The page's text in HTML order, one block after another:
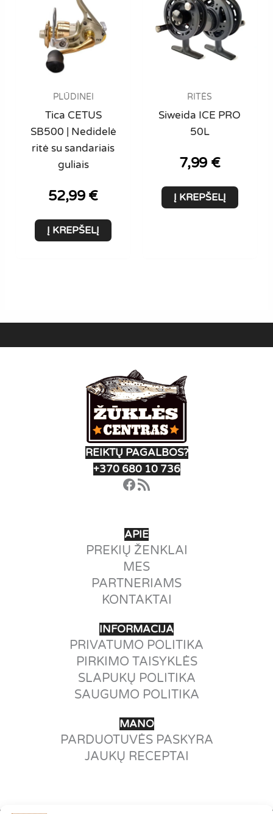
PLŪDINEI
Tica CETUS
SB500 | Nedidelė
ritė su sandariais
guliais
52,99 €
Į KREPŠELĮ
RITĖS
Siweida ICE PRO
50L
7,99 €
Į KREPŠELĮ
REIKTŲ PAGALBOS?
+370 680 10 736
Facebook
RSS Feed
APIE
PREKIŲ ŽENKLAI
MES
PARTNERIAMS
KONTAKTAI
INFORMACIJA
PRIVATUMO POLITIKA
PIRKIMO TAISYKLĖS
SLAPUKŲ POLITIKA
SAUGUMO POLITIKA
MANO
PARDUOTUVĖS PASKYRA
JAUKŲ RECEPTAI